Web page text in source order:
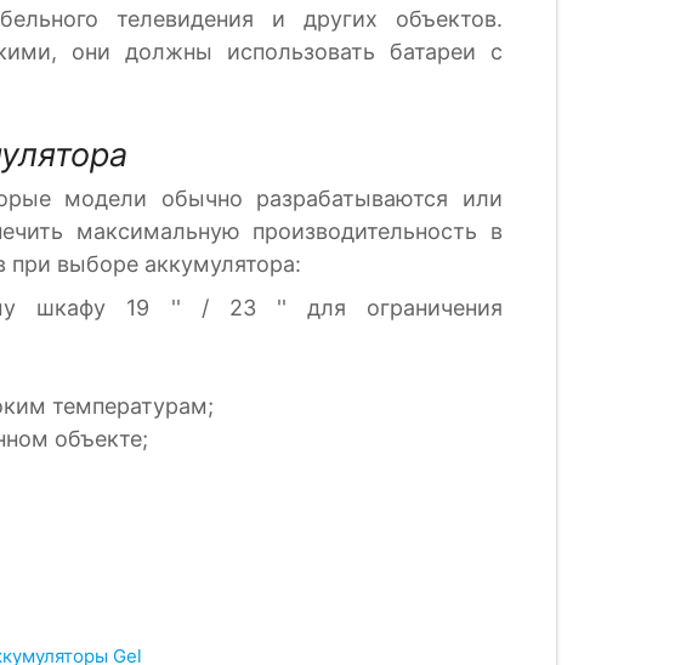
телевидения и других объектов.
они должны использовать батареи с
модели обычно разрабатываются или
максимальную производительность в
при выборе аккумулятора:
шкафу 19 ​​'' / 23 '' для ограничения
температурам;
объекте;
Gel